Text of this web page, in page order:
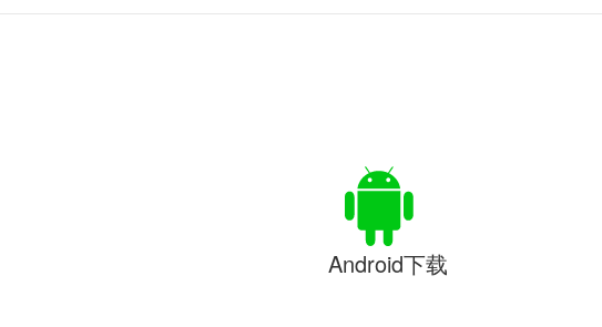
Android下载